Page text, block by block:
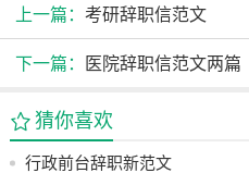
上一篇： 考研辞职信范文
下一篇： 医院辞职信范文两篇
猜你喜欢
行政前台辞职新范文